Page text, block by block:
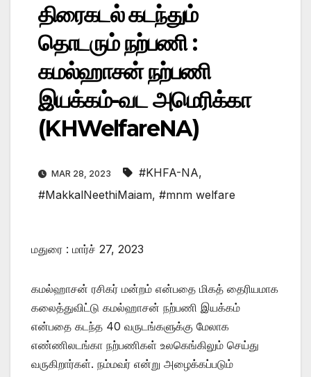
திரைகடல் கடந்தும்
தொடரும் நற்பணி :
கமல்ஹாசன் நற்பணி
இயக்கம்-வட அமெரிக்கா
(KHWelfareNA)
MAR 28, 2023 #KHFA-NA,
#MakkalNeethiMaiam, #mnm welfare
மதுரை : மார்ச் 27, 2023
கமல்ஹாசன் ரசிகர் மன்றம் என்பதை மிகத் தைரியமாக
கலைத்துவிட்டு கமல்ஹாசன் நற்பணி இயக்கம்
என்பதை கடந்த 40 வருடங்களுக்கு மேலாக
எண்ணிலடங்கா நற்பணிகள் உலகெங்கிலும் செய்து
வருகிறார்கள். நம்மவர் என்று அழைக்கப்படும்